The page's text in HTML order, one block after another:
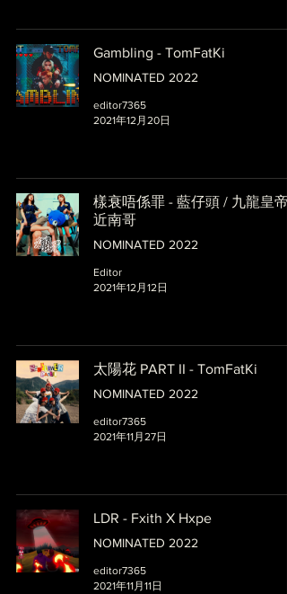
Gambling - TomFatKi
NOMINATED 2022
editor7365
2021年12月20日
樣衰唔係罪 - 藍仔頭 / 九龍皇帝
近南哥
NOMINATED 2022
Editor
2021年12月12日
太陽花 PART II - TomFatKi
NOMINATED 2022
editor7365
2021年11月27日
LDR - Fxith X Hxpe
NOMINATED 2022
editor7365
2021年11月11日